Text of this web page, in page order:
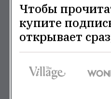
Чтобы
купите
открывает